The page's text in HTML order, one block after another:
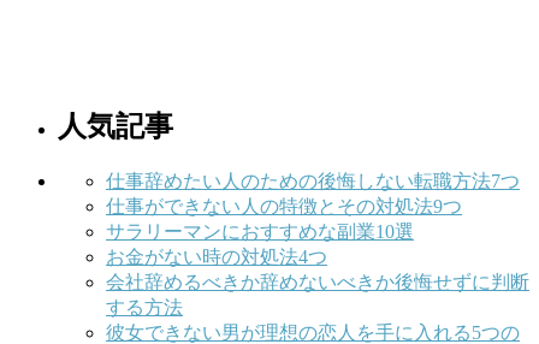
人気記事
仕事辞めたい人のための後悔しない転職方法7つ
仕事ができない人の特徴とその対処法9つ
サラリーマンにおすすめな副業10選
お金がない時の対処法4つ
会社辞めるべきか辞めないべきか後悔せずに判断
する方法
彼女できない男が理想の恋人を手に入れる5つの